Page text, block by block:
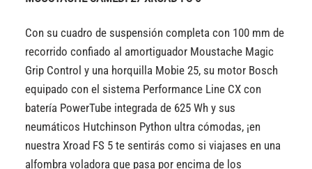
Con su cuadro de suspensión completa con 100 mm de
recorrido confiado al amortiguador Moustache Magic
Grip Control y una horquilla Mobie 25, su motor Bosch
equipado con el sistema Performance Line CX con
batería PowerTube integrada de 625 Wh y sus
neumáticos Hutchinson Python ultra cómodas, ¡en
nuestra Xroad FS 5 te sentirás como si viajases en una
alfombra voladora que pasa por encima de los